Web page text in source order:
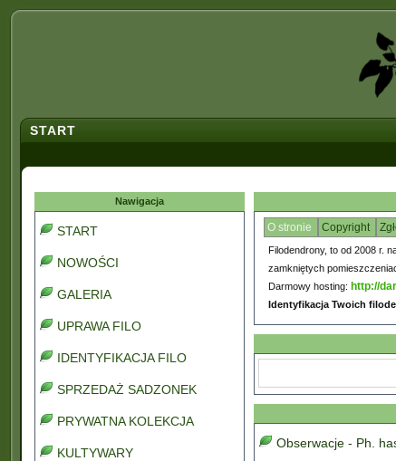
START
Nawigacja
START
NOWOŚCI
GALERIA
UPRAWA FILO
IDENTYFIKACJA FILO
SPRZEDAŻ SADZONEK
PRYWATNA KOLEKCJA
KULTYWARY
O stronie Copyright
Filodendrony, to od 2008 r.
zamkniętych
Darmowy hosting: http://
Identyfikacja Twoich
Obserwacje - Ph.